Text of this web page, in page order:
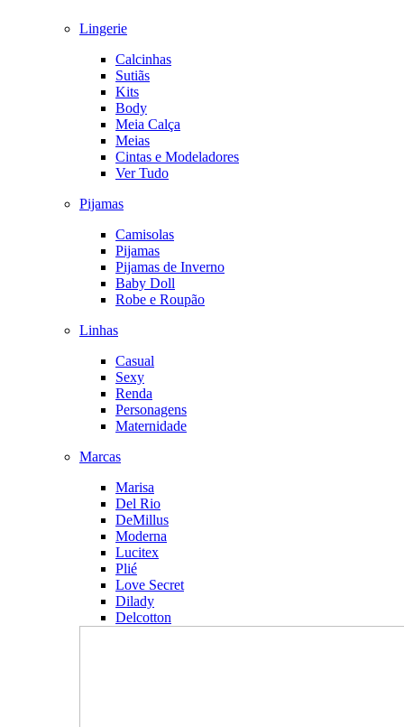
Lingerie
Calcinhas
Sutiãs
Kits
Body
Meia Calça
Meias
Cintas e Modeladores
Ver Tudo
Pijamas
Camisolas
Pijamas
Pijamas de Inverno
Baby Doll
Robe e Roupão
Linhas
Casual
Sexy
Renda
Personagens
Maternidade
Marcas
Marisa
Del Rio
DeMillus
Moderna
Lucitex
Plié
Love Secret
Dilady
Delcotton